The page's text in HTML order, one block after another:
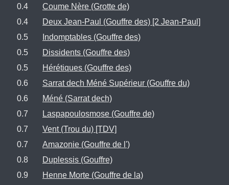
0.4
Coume Nère (Grotte de)
0.4
Deux Jean-Paul (Gouffre des) [2 Jean-Paul]
0.5
Indomptables (Gouffre des)
0.5
Dissidents (Gouffre des)
0.5
Hérétiques (Gouffre des)
0.6
Sarrat dech Méné Supérieur (Gouffre du)
0.6
Méné (Sarrat dech)
0.7
Laspapoulosmose (Gouffre de)
0.7
Vent (Trou du) [TDV]
0.7
Amazonie (Gouffre de l')
0.8
Duplessis (Gouffre)
0.9
Henne Morte (Gouffre de la)